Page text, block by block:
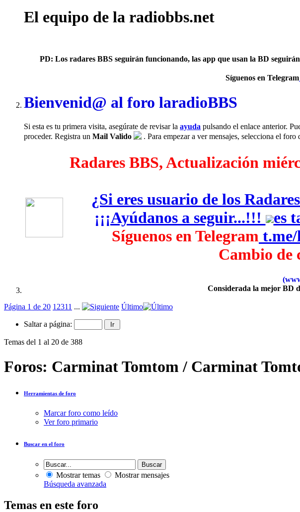
El equipo de la radiobbs.net
PD: Los radares BBS seguirán funcionando, las app que usan la BD
Síguenos en Telegram
Bienvenid@ al foro laradioBBS
Si esta es tu primera visita, asegúrate de revisar la ayuda pulsando el enlace anterior.
proceder. Registra un Mail Valido . Para empezar a ver mensajes, selecciona el
Radares BBS, Actualización
¿Si eres usuario de los
¡¡¡Ayúdanos a seguir...!!!
es
Síguenos en Telegram
Cambio de
Considerada la mejor BD
Página 1 de 20 1 2311 ... Último
Saltar a página:
Temas del 1 al 20 de 388
Foros: Carminat Tomtom / Carminat
Herramientas de foro
Marcar foro como leído
Ver foro primario
Buscar en el foro
Mostrar temas
Mostrar mensajes
Búsqueda avanzada
Temas en este foro